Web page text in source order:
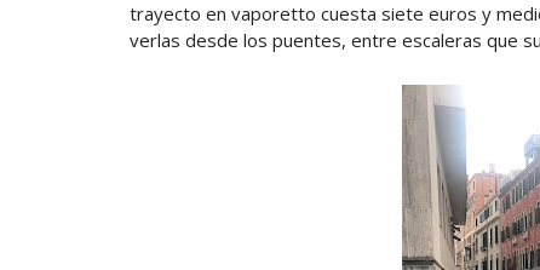
trayecto en vaporetto cuesta siete euros y
verlas desde los puentes, entre escaleras que